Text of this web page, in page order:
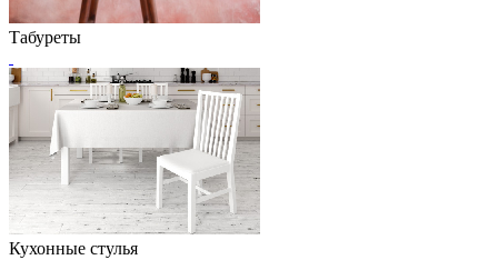
Табуреты
Кухонные стулья